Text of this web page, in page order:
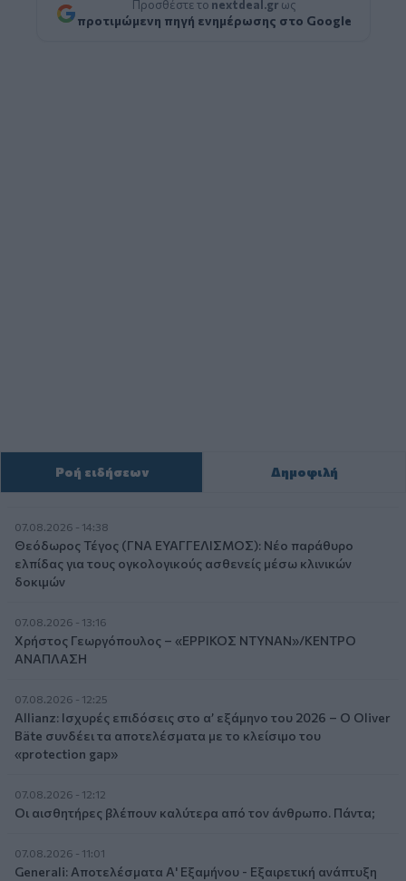
Προσθέστε το nextdeal.gr ως
προτιμώμενη πηγή ενημέρωσης στο Google
Ροή ειδήσεων Δημοφιλή
07.08.2026 - 14:38
Θεόδωρος Τέγος (ΓΝΑ ΕΥΑΓΓΕΛΙΣΜΟΣ): Νέο παράθυρο
ελπίδας για τους ογκολογικούς ασθενείς μέσω κλινικών
δοκιμών
07.08.2026 - 13:16
Χρήστος Γεωργόπουλος – «ΕΡΡΙΚΟΣ ΝΤΥΝΑΝ»/ΚΕΝΤΡΟ
ΑΝΑΠΛΑΣΗ
07.08.2026 - 12:25
Allianz: Ισχυρές επιδόσεις στο α’ εξάμηνο του 2026 – Ο Oliver
Bäte συνδέει τα αποτελέσματα με το κλείσιμο του
«protection gap»
07.08.2026 - 12:12
Οι αισθητήρες βλέπουν καλύτερα από τον άνθρωπο. Πάντα;
07.08.2026 - 11:01
Generali: Αποτελέσματα Α' Εξαμήνου - Εξαιρετική ανάπτυξη